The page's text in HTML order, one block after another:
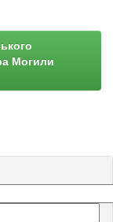
Могили